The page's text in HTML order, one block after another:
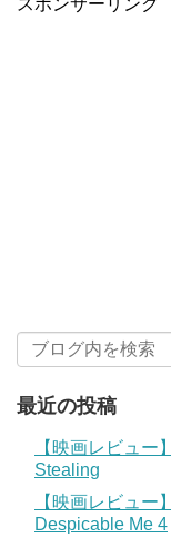
最近の投稿
【映画レビュー
Stealing
【映画レビュー
Despicable Me 4